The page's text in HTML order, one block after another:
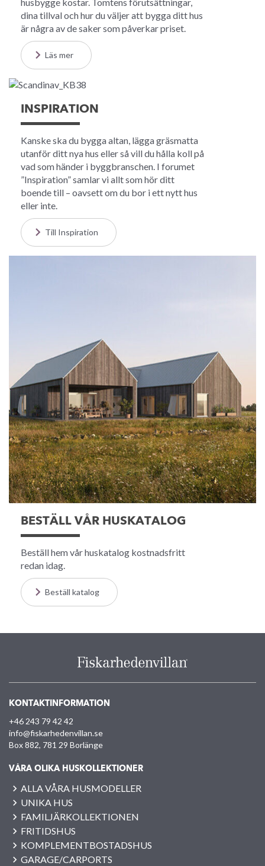
husbygge kostar. Tomtens förutsättningar,
dina tillval och hur du väljer att bygga ditt hus
är några av de saker som påverkar priset.
Läs mer
INSPIRATION
Kanske ska du bygga altan, lägga gräsmatta
utanför ditt nya hus eller så vill du hålla koll på
vad som händer i byggbranschen. I forumet
”Inspiration” samlar vi allt som hör ditt
boende till – oavsett om du bor i ett nytt hus
eller inte.
Till Inspiration
BESTÄLL VÅR HUSKATALOG
Beställ hem vår huskatalog kostnadsfritt
redan idag.
Beställ katalog
KONTAKTINFORMATION
+46 243 79 42 42
info@fiskarhedenvillan.se
Box 882, 781 29 Borlänge
VÅRA OLIKA HUSKOLLEKTIONER
ALLA VÅRA HUSMODELLER
UNIKA HUS
FAMILJÄRKOLLEKTIONEN
FRITIDSHUS
KOMPLEMENTBOSTADSHUS
GARAGE/CARPORTS